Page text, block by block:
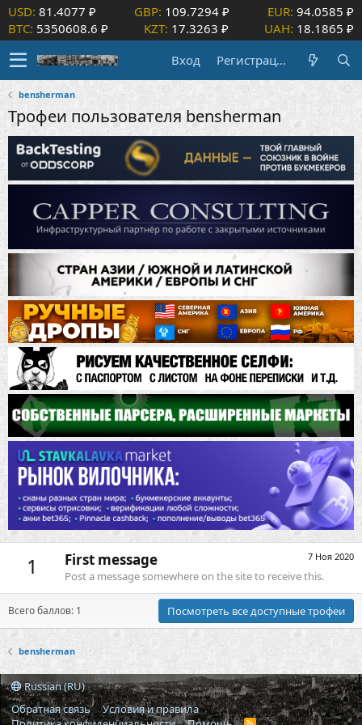
USD: 81.4077 ₽ GBP: 109.7294 ₽ EUR: 94.0585 ₽
BTC: 5350608.6 ₽ KZT: 17.3263 ₽ UAH: 18.1865 ₽
Вход
Регистрация
bensherman
Трофеи пользователя bensherman
1 7 Ноя 2020
First message
Post a message somewhere on the site to receive this.
Всего баллов: 1 Посмотреть все доступные трофеи
bensherman
Russian (RU)
Обратная связь
Условия и правила